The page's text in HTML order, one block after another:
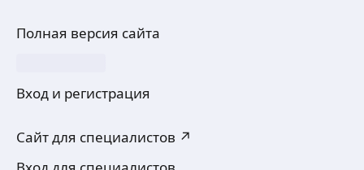
Полная версия сайта
Вход и регистрация
Сайт для специалистов ↗